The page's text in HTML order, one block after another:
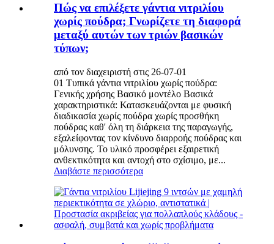
Πώς να επιλέξετε γάντια νιτριλίου
χωρίς πούδρα; Γνωρίζετε τη διαφορά
μεταξύ αυτών των τριών βασικών
τύπων;
από τον διαχειριστή στις 26-07-01
01 Τυπικά γάντια νιτριλίου χωρίς πούδρα:
Γενικής χρήσης Βασικό μοντέλο Βασικά
χαρακτηριστικά: Κατασκευάζονται με φυσική
διαδικασία χωρίς πούδρα χωρίς προσθήκη
πούδρας καθ' όλη τη διάρκεια της παραγωγής,
εξαλείφοντας τον κίνδυνο διαρροής πούδρας και
μόλυνσης. Το υλικό προσφέρει εξαιρετική
ανθεκτικότητα και αντοχή στο σχίσιμο, με...
Διαβάστε περισσότερα